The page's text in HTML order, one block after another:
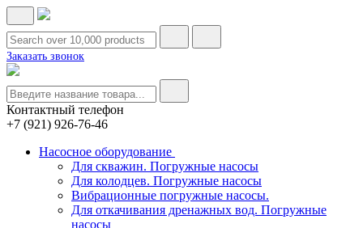
Заказать звонок
Контактный телефон
+7 (921) 926-76-46
Насосное оборудование
Для скважин. Погружные насосы
Для колодцев. Погружные насосы
Вибрационные погружные насосы.
Для откачивания дренажных вод. Погружные
насосы